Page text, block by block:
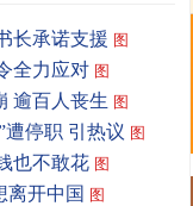
长承诺支援 图
全力应对 图
逾百人丧生 图
遭停职 引热议 图
也不敢花 图
离开中国 图